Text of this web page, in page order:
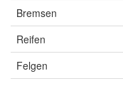
Bremsen
Reifen
Felgen